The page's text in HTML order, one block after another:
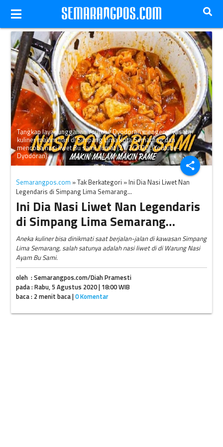
share
Tangkap layar unggahan Youtube Dyodoran mengenai wisata
kuliner malam hari di Simpang Lima Kota Semarang dan
mencoba nasi liwet Bu sami. Jumat (21/2/2020).(Youtube-
Dyodoran).
Semarangpos.com » Tak Berkategori » Ini Dia Nasi Liwet Nan
Legendaris di Simpang Lima Semarang…
Ini Dia Nasi Liwet Nan Legendaris
di Simpang Lima Semarang…
Aneka kuliner bisa dinikmati saat berjalan-jalan di kawasan Simpang
Lima Semarang, salah satunya adalah nasi liwet di di Warung Nasi
Ayam Bu Sami.
oleh : Semarangpos.com/Diah Pramesti
pada : Rabu, 5 Agustus 2020 | 18:00 WIB
baca : 2 menit baca |0 Komentar